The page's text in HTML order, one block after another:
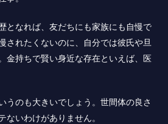
となれば、友だちにも家族にも自慢で
されたくないのに、自分では彼氏や旦
金持ちで賢い身近な存在といえば、医
うのも大きいでしょう。世間体の良さ
ないわけがありません。